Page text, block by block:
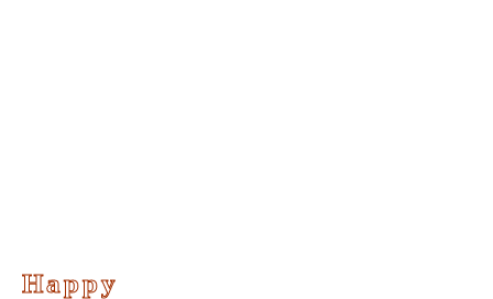
Happy